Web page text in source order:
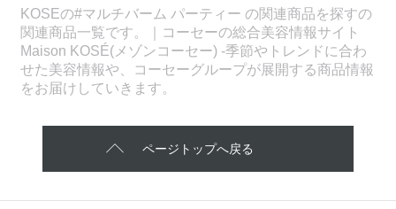
KOSEの#マルチバーム パーティー の関連商品を探すの
関連商品一覧です。｜コーセーの総合美容情報サイト
Maison KOSÉ(メゾンコーセー) -季節やトレンドに合わ
せた美容情報や、コーセーグループが展開する商品情報
をお届けしていきます。
ページトップへ戻る